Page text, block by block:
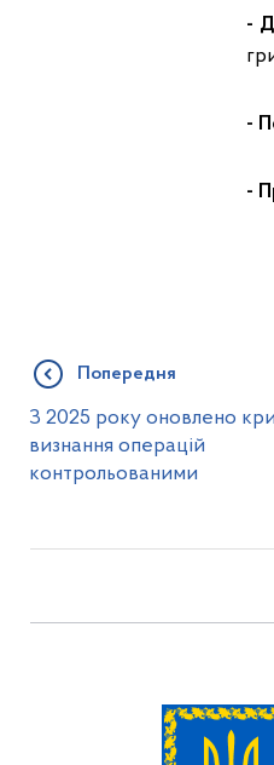
-
-
-
Попередня
З 2025 року оновлено
визнання операцій
контрольованими